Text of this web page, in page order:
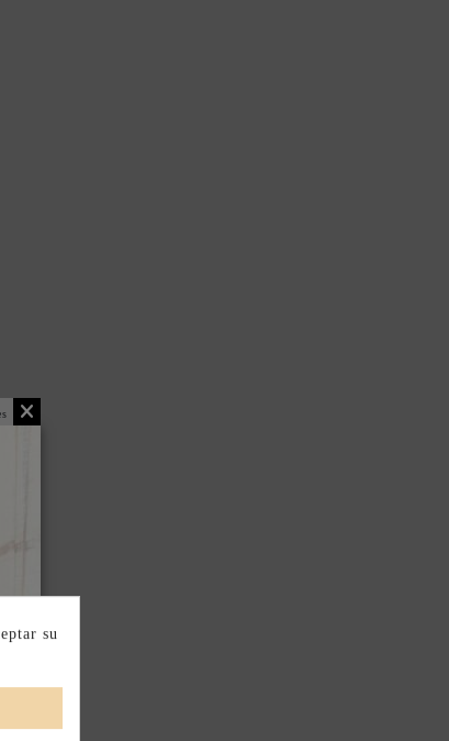
su